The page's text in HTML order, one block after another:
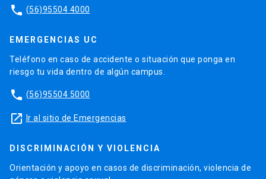
phone (56)95504 4000
EMERGENCIAS UC
Teléfono en caso de accidente o situación que ponga en
riesgo tu vida dentro de algún campus.
phone (56)95504 5000
launch Ir al sitio de Emergencias
DISCRIMINACIÓN Y VIOLENCIA
Orientación y apoyo en casos de discriminación, violencia de